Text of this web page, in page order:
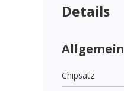
Details
Allgemein
Chipsatz